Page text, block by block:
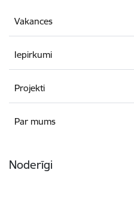
Vakances
Iepirkumi
Projekti
Par mums
Noderīgi